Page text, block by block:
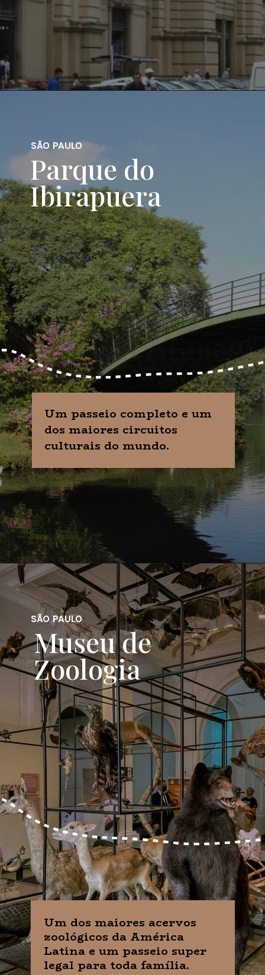
SÃO PAULO
Parque do
Ibirapuera
Um passeio completo e um
dos maiores circuitos
culturais do mundo.
SÃO PAULO
Museu de
Zoologia
Um dos maiores acervos
zoológicos da América
Latina e um passeio super
legal para toda família.